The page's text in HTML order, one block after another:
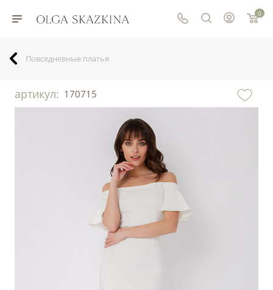
0
Повседневные платья
артикул: 170715